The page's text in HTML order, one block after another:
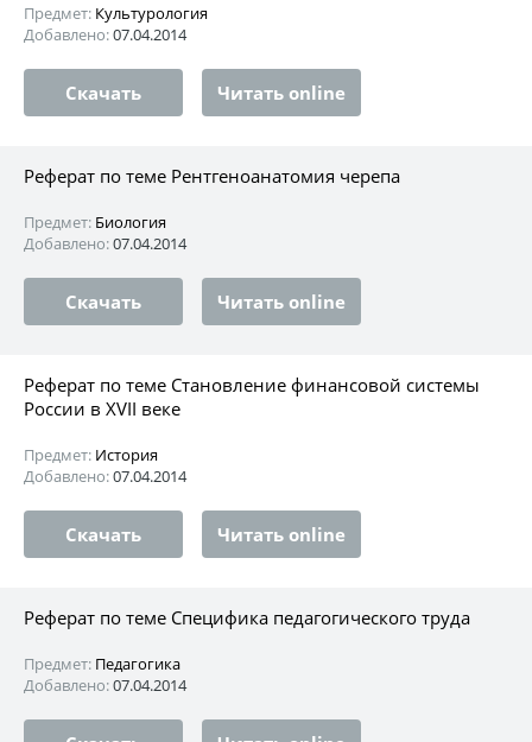
Предмет: Культурология
Добавлено:07.04.2014
Скачать Читать online
Реферат по теме Рентгеноанатомия черепа
Предмет: Биология
Добавлено:07.04.2014
Скачать Читать online
Реферат по теме Становление финансовой системы
России в XVII веке
Предмет: История
Добавлено:07.04.2014
Скачать Читать online
Реферат по теме Специфика педагогического труда
Предмет: Педагогика
Добавлено:07.04.2014